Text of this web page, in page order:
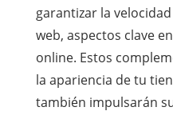
garantizar la
web, aspectos clave
online. Estos
la apariencia de tu
también impulsarán